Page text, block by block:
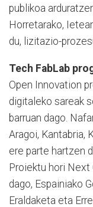
publikoa
Horretarako,
du, lizitazio-
Tech FabLab
Open Innovation
digitaleko sareak
barruan dago.
Aragoi, Kantabria,
ere parte hartzen
Proiektu hori
dago, Espainiako
Eraldaketa eta